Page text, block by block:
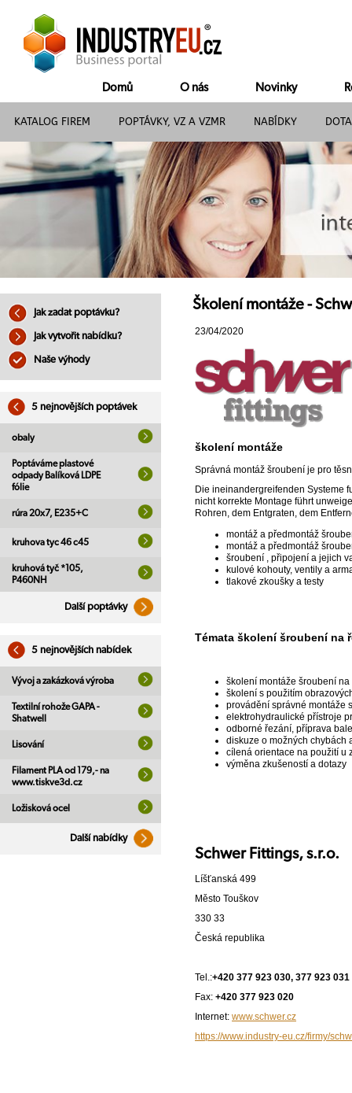
Domů O nás Novinky
KATALOG FIREM POPTÁVKY, VZ A VZMR NABÍDKY
Jak zadat poptávku?
Jak vytvořit nabídku?
Naše výhody
5 nejnovějších poptávek
obaly
Poptáváme plastové
odpady Balíková LDPE
fólie
rúra 20x7, E235+C
kruhova tyc 46 c45
kruhová tyč *105,
P460NH
Další poptávky
5 nejnovějších nabídek
Vývoj a zakázková výroba
Textilní rohože GAPA -
Shatwell
Lisování
Filament PLA od 179,- na
www.tiskve3d.cz
Ložisková ocel
Další nabídky
Školení montáže -
23/04/2020
školení montáže
Správná montáž šroubení je pro
Die ineinandergreifenden Systeme
nicht korrekte Montage führt
Rohren, dem Entgraten, dem
montáž a předmontáž
montáž a předmontáž
šroubení , připojení a jejich
kulové kohouty, ventily a
tlakové zkoušky a testy
Témata školení šroubení na
školení montáže šroubení
školení s použitím
provádění správné montáže
elektrohydraulické přístroje
odborné řezání, příprava
diskuze o možných chybách
cílená orientace na použití u
výměna zkušeností a dotazy
Schwer Fittings, s.r.o.
Líšťanská 499
Město Touškov
330 33
Česká republika
Tel.:+420 377 923 030, 377 923 031
Fax: +420 377 923 020
Internet: www.schwer.cz
https://www.industry-eu.cz/firmy/